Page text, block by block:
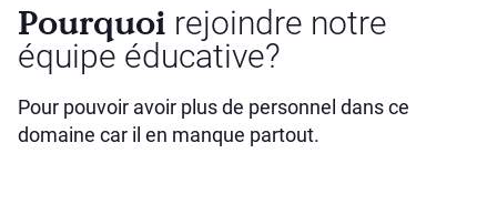
Pourquoi rejoindre notre
équipe éducative?
Pour pouvoir avoir plus de personnel dans ce
domaine car il en manque partout.